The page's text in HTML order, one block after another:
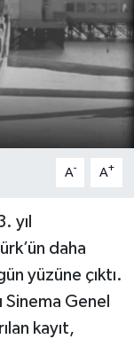
A- A+
yıl
daha
yüzüne çıktı.
Sinema Genel
kayıt,